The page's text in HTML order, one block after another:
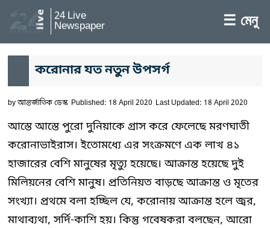
24 Live
Newspaper ☰ মেনু
করোনার যত নতুন উপসর্গ
byআন্তর্জাতিক ডেস্ক Published: 18 April 2020 Last Updated: 18 April 2020
আস্তে আস্তে পুরো দুনিয়াকে গ্রাস করে ফেলেছে মরণঘাতী
করোনাভাইরাস। ইতোমধ্যে এর সংক্রমণে এক লাখ ৪১
হাজারের বেশি মানুষের মৃত্যু হয়েছে। আক্রান্ত হয়েছে দুই
মিলিয়নের বেশি মানুষ। প্রতিনিয়ত বাড়ছে আক্রান্ত ও মৃতের
সংখ্যা। প্রথমে বলা হচ্ছিল যে, করোনায় আক্রান্ত হলে জ্বর,
মাথাব্যথা, সর্দি-কাশি হয়। কিন্তু গবেষকরা বলছেন, আরো